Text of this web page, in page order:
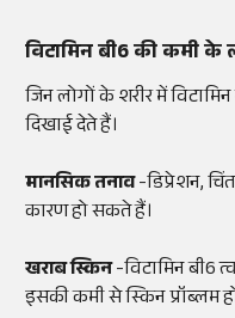
विटामिन बी6 की कमी के
जिन लोगों के शरीर में
दिखाई देते हैं।
मानसिक तनाव-डिप्रेशन,
कारण हो सकते हैं।
खराब स्किन-विटामिन बी6
इसकी कमी से स्किन प्रॉब्लम